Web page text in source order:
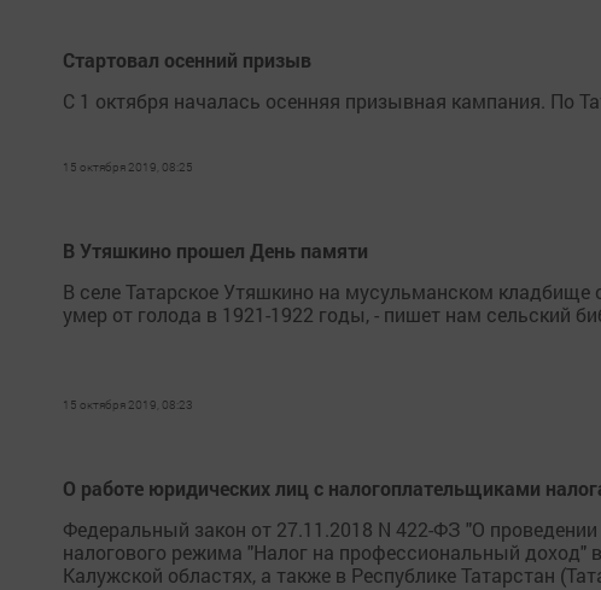
Стартовал осенний призыв
С 1 октября началась осенняя призывная кампания. По
15 октября 2019, 08:25
В Утяшкино прошел День памяти
В селе Татарское Утяшкино на мусульманском кладбище
умер от голода в 1921-1922 годы, - пишет нам сельский
15 октября 2019, 08:23
О работе юридических лиц с налогоплательщиками
Федеральный закон от 27.11.2018 N 422-ФЗ "О
налогового режима "Налог на профессиональный доход"
Калужской областях, а также в Республике Татарстан